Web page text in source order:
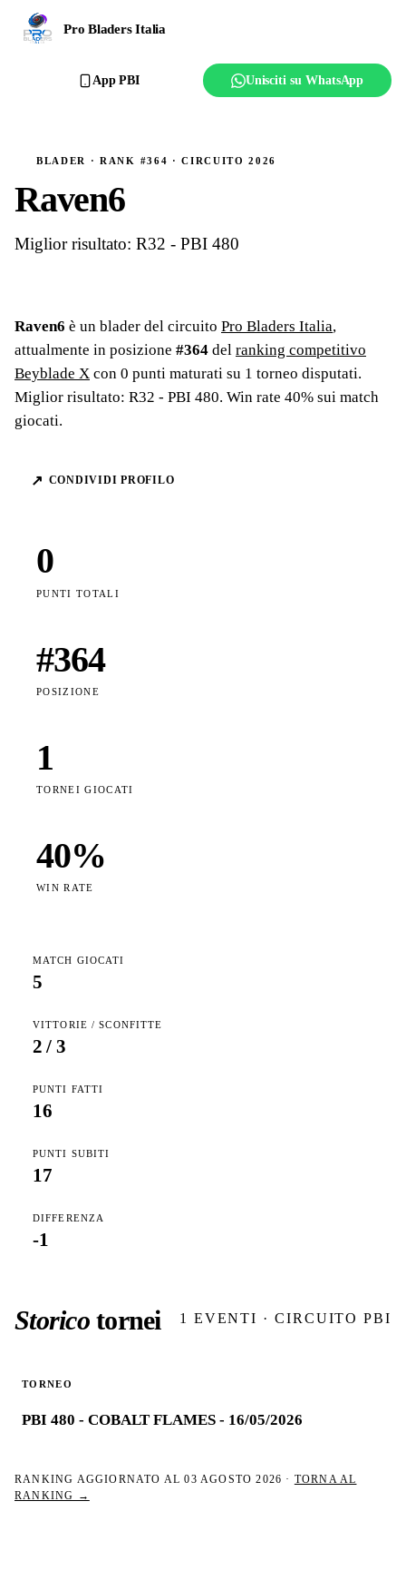
Pro Bladers Italia
Ranking
Regolamento
App PBI Unisciti su WhatsApp
BLADER · RANK #364 · CIRCUITO 2026
Raven6
Miglior risultato: R32 - PBI 480
Raven6 è un blader del circuito Pro Bladers Italia,
attualmente in posizione #364 del ranking competitivo
Beyblade X con 0 punti maturati su 1 torneo disputati.
Miglior risultato: R32 - PBI 480. Win rate 40% sui match
giocati.
↗ CONDIVIDI PROFILO
0
PUNTI TOTALI
#364
POSIZIONE
1
TORNEI GIOCATI
40%
WIN RATE
MATCH GIOCATI
5
VITTORIE / SCONFITTE
2 / 3
PUNTI FATTI
16
PUNTI SUBITI
17
DIFFERENZA
-1
Storicotornei 1 EVENTI · CIRCUITO PBI
TORNEO
PBI 480 - COBALT FLAMES - 16/05/2026
RANKING AGGIORNATO AL03 AGOSTO 2026 · TORNA AL
RANKING →